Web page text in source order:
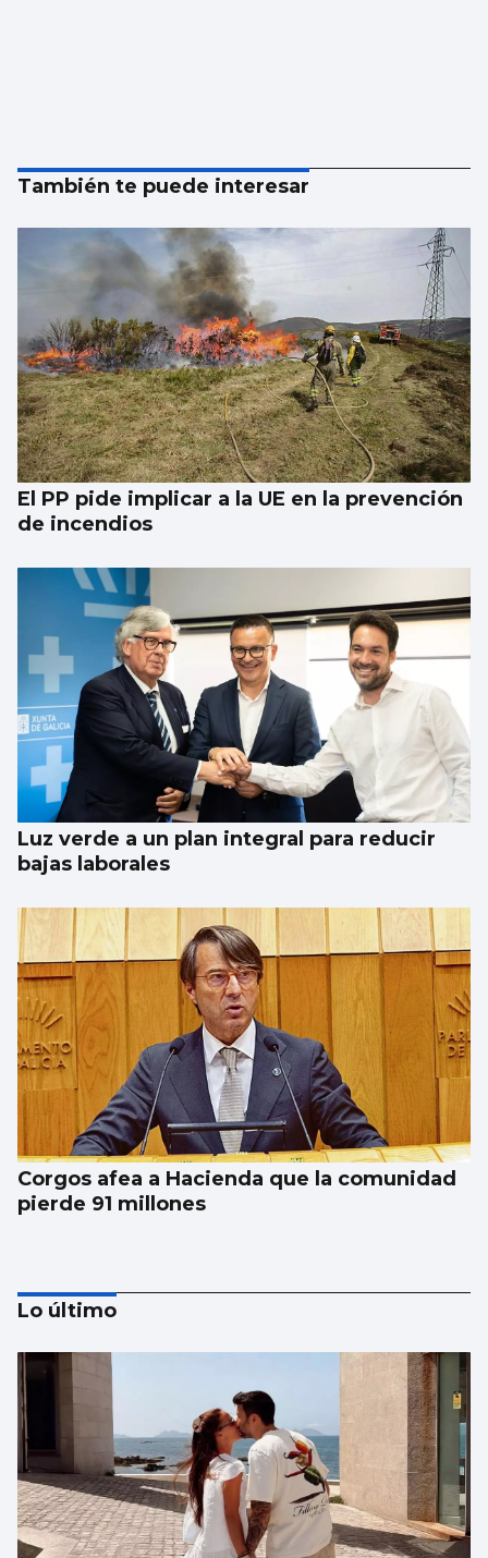
También te puede interesar
El PP pide implicar a la UE en la prevención
de incendios
Luz verde a un plan integral para reducir
bajas laborales
Corgos afea a Hacienda que la comunidad
pierde 91 millones
Un turista en Galicia, contagiado con
hantavirus
Lo último